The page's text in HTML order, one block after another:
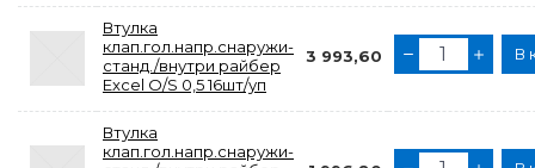
Втулка
клап.гол.напр.снаружи-
станд./внутри райбер
Excel O/S 0,5 16шт/уп
3 993,60 В
Втулка
клап.гол.напр.снаружи-